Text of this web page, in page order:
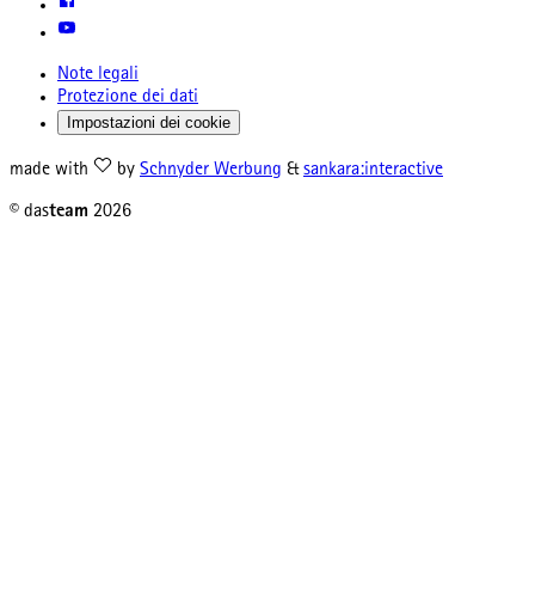
Note legali
Protezione dei dati
Impostazioni dei cookie
made with by Schnyder Werbung & sankara:interactive
© dasteam 2026